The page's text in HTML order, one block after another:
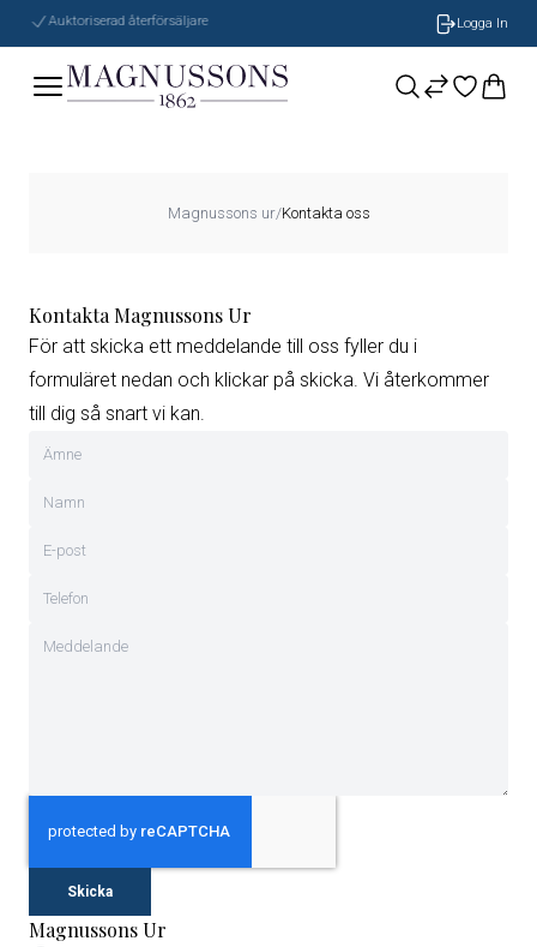
Auktoriserad återförsäljare Logga In
Magnussons ur/Kontakta oss
Kontakta Magnussons Ur
För att skicka ett meddelande till oss fyller du i
formuläret nedan och klickar på skicka. Vi återkommer
till dig så snart vi kan.
Skicka
Magnussons Ur